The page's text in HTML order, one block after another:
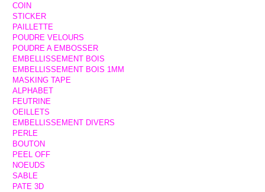
COIN
STICKER
PAILLETTE
POUDRE VELOURS
POUDRE A EMBOSSER
EMBELLISSEMENT BOIS
EMBELLISSEMENT BOIS 1MM
MASKING TAPE
ALPHABET
FEUTRINE
OEILLETS
EMBELLISSEMENT DIVERS
PERLE
BOUTON
PEEL OFF
NOEUDS
SABLE
PATE 3D